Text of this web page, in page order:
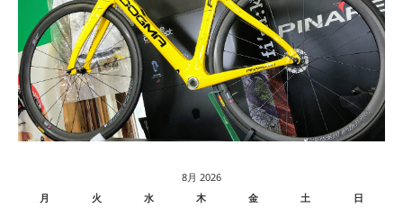
8月 2026
月
火 水 木 金 土 日